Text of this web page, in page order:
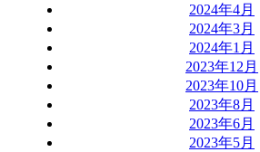
2024年4月
2024年3月
2024年1月
2023年12月
2023年10月
2023年8月
2023年6月
2023年5月